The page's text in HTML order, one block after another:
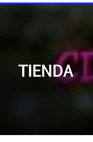
TIENDA